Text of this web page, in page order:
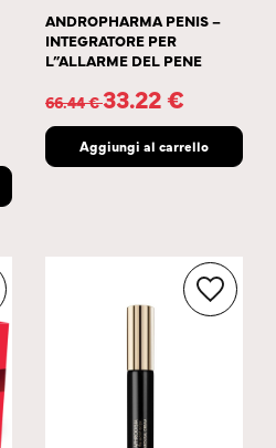
ANDROPHARMA PENIS –
INTEGRATORE PER
L”ALLARME DEL PENE
66.44€33.22€
Aggiungi al carrello